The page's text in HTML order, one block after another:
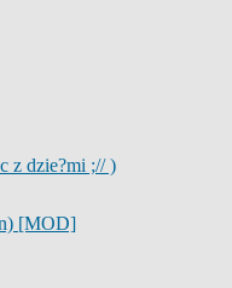
z dzie?mi ;// )
[MOD]